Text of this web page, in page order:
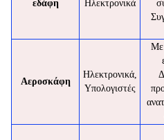
εδάφη Ηλεκτρονικά
Αεροσκάφη
Ηλεκτρονικά,
Υπολογιστές
Με